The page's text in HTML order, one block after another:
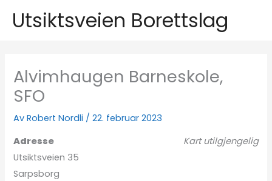
rettUtsiktsveien Borettslag
Alvimhaugen Barneskole,
SFO
Av Robert Nordli /22. februar 2023
Kart utilgjengelig
Adresse
Utsiktsveien 35
Sarpsborg